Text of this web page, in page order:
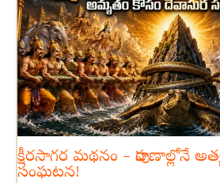
క్షీరసాగర మథనం – పురాణాల్లోనే
సంఘటన!